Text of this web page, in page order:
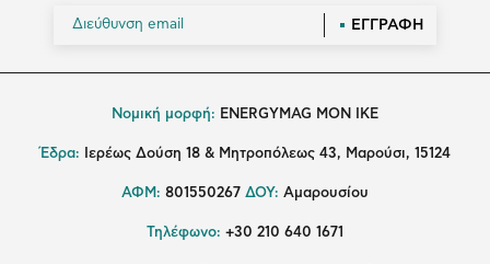
ΕΓΓΡΑΦΗ
Νομική μορφή: ENERGYMAG MON IKE
Έδρα: Ιερέως Δούση 18 & Μητροπόλεως 43, Μαρούσι, 15124
ΑΦΜ: 801550267 ΔΟΥ: Αμαρουσίου
Τηλέφωνο: +30 210 640 1671